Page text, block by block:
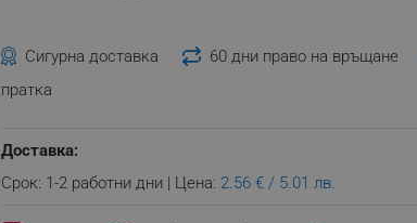
Сигурна доставка 60 дни право на връщане
пратка
Доставка:
Срок: 1-2 работни дни | Цена: 2.56 € / 5.01 лв.